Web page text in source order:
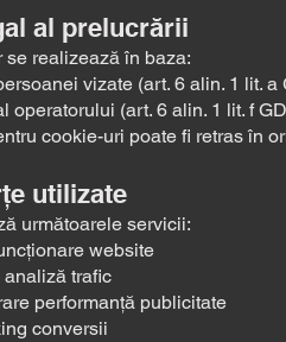
al prelucrării
se realizează în baza:
vizate (art. 6 alin. 1 lit.
operatorului (art. 6 alin. 1 lit. f
cookie-uri poate fi retras în
utilizate
următoarele servicii:
website
trafic
performanță publicitate
conversii